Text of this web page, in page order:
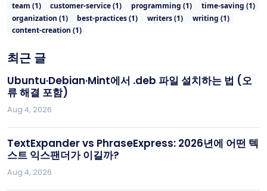
team (1) customer-service(1) programming (1) time-saving (1)
organization (1) best-practices(1) writers(1) writing (1)
content-creation (1)
최근 글
Ubuntu·Debian·Mint에서 .deb 파일 설치하는 법 (오
류 해결 포함)
Aug 4, 2026
TextExpander vs PhraseExpress: 2026년에 어떤 텍
스트 익스팬더가 이길까?
Aug 4, 2026